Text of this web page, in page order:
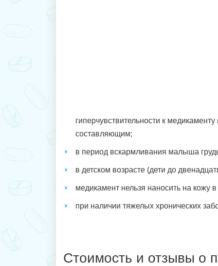
гиперчувствительности к
составляющим;
в период вскармливания малыша
в детском возрасте (дети до
медикамент нельзя наносить на кожу в
при наличии тяжелых хронических
Стоимость и отзывы о